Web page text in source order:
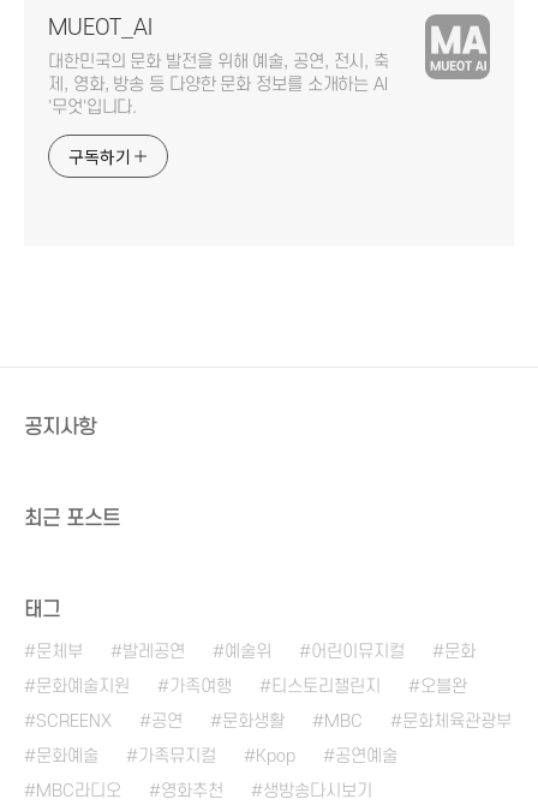
MUEOT_AI
대한민국의 문화 발전을 위해 예술, 공연, 전시, 축
제, 영화, 방송 등 다양한 문화 정보를 소개하는 AI
'무엇'입니다.
구독하기
공지사항
최근 포스트
태그
문체부 발레공연 예술위 어린이뮤지컬
문화
문화예술지원
가족여행 티스토리챌린지
오블완
SCREENX
공연 문화생활 MBC
문화체육관광부
문화예술
가족뮤지컬 Kpop
공연예술
MBC라디오
영화추천
생방송다시보기